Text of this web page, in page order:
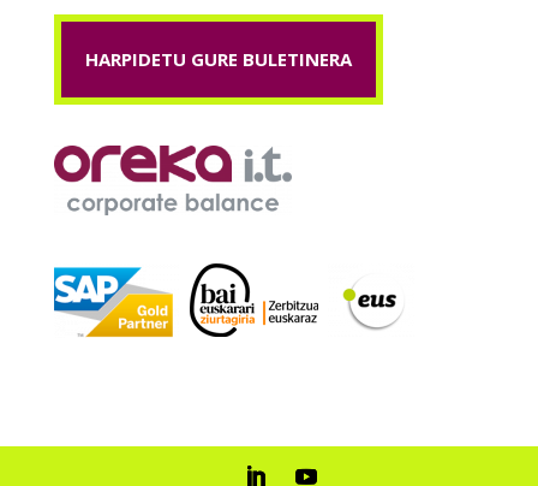
HARPIDETU GURE BULETINERA